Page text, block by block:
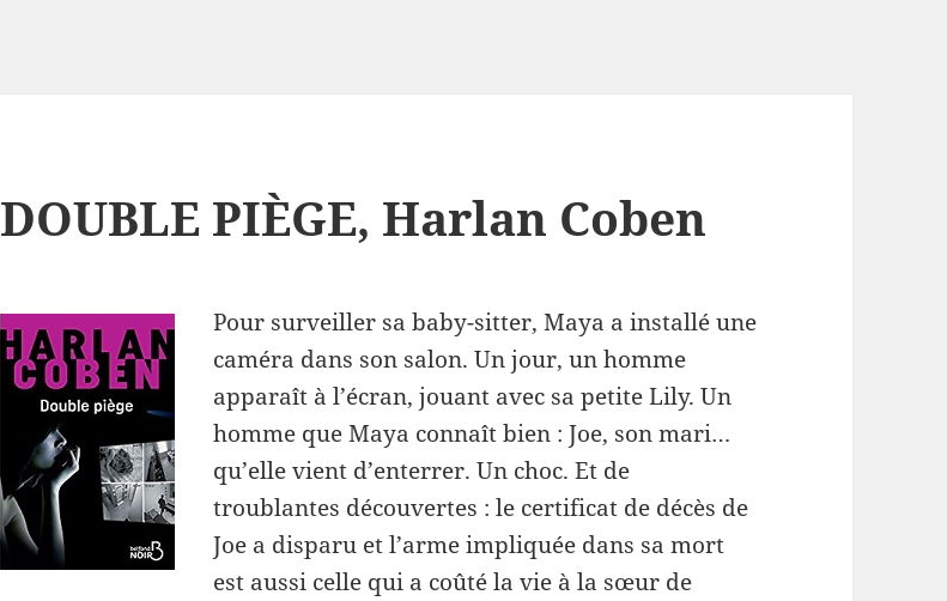
DOUBLE PIÈGE, Harlan Coben
Pour surveiller sa baby-sitter, Maya a installé une
caméra dans son salon. Un jour, un homme
apparaît à l’écran, jouant avec sa petite Lily. Un
homme que Maya connaît bien : Joe, son mari…
qu’elle vient d’enterrer. Un choc. Et de
troublantes découvertes : le certificat de décès de
Joe a disparu et l’arme impliquée dans sa mort
est aussi celle qui a coûté la vie à la sœur de